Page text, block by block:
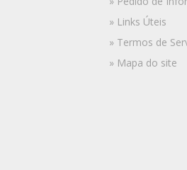
» Links Úteis
» Termos de
» Mapa do site